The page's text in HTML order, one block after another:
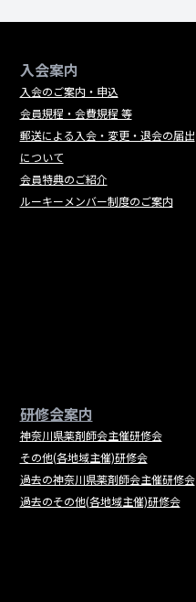
入会案内
入会のご案内・申込
会員規程・会費規程 等
郵送による入会・変更・退会の届出
について
会員特典のご紹介
ルーキーメンバー制度のご案内
研修会案内
神奈川県薬剤師会主催研修会
その他(各地域主催)研修会
過去の神奈川県薬剤師会主催研修会
過去のその他(各地域主催)研修会